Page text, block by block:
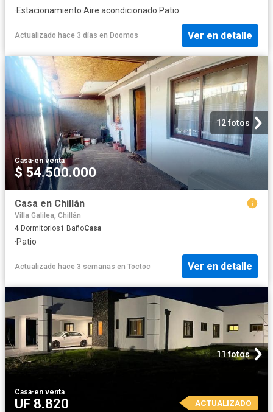
·Estacionamiento·Aire acondicionado·Patio
Actualizado hace 3 días en Doomos Ver en detalle
12 fotos
Casa·en venta
$ 54.500.000
Casa en Chillán
Villa Galilea, Chillán
4 Dormitorios1 BañoCasa
·Patio
Actualizado hace 3 semanas en Toctoc Ver en detalle
11 fotos
Casa·en venta
UF 8.820 ACTUALIZADO